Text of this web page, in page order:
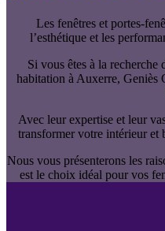
Les fenêtres et portes-
l’esthétique et les
Si vous êtes à la
habitation à Auxerre, Geniès
Avec leur expertise et leur
transformer votre intérieur et
Nous vous présenterons les
est le choix idéal pour vos